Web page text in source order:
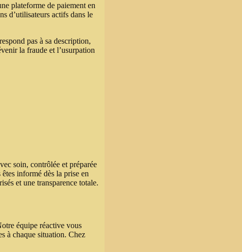
plateforme de paiement en
d’utilisateurs actifs dans le
pas à sa description,
la fraude et l’usurpation
soin, contrôlée et préparée
informé dès la prise en
et une transparence totale.
équipe réactive vous
à chaque situation. Chez